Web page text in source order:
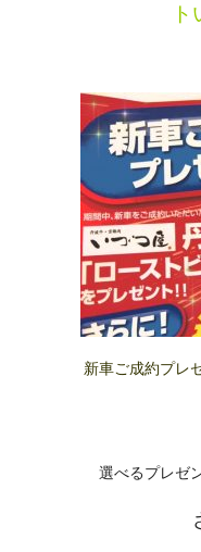
新車ご成約プレ
選べるプレゼ